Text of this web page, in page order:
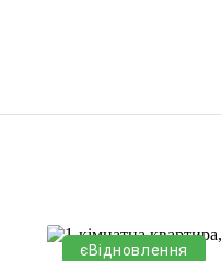
єВідновлення